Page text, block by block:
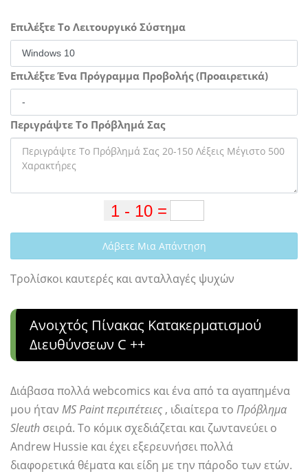
Επιλέξτε Το Λειτουργικό Σύστημα
Επιλέξτε Ένα Πρόγραμμα Προβολής (Προαιρετικά)
Περιγράψτε Το Πρόβλημά Σας
Λάβετε Μια Απάντηση
Τρολίσκοι καυτερές και ανταλλαγές ψυχών
Ανοιχτός Πίνακας Κατακερματισμού
Διευθύνσεων C ++
Διάβασα πολλά webcomics και ένα από τα αγαπημένα
μου ήταν MS Paint περιπέτειες , ιδιαίτερα το Πρόβλημα
Sleuth σειρά. Το κόμικ σχεδιάζεται και ζωντανεύει ο
Andrew Hussie και έχει εξερευνήσει πολλά
διαφορετικά θέματα και είδη με την πάροδο των ετών.